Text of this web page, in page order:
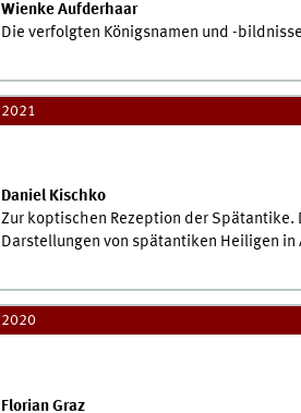
Wienke Aufderhaar
Die verfolgten Königsnamen und -
2021
Daniel Kischko
Zur koptischen Rezeption der
Darstellungen von spätantiken Heiligen in
2020
Florian Graz